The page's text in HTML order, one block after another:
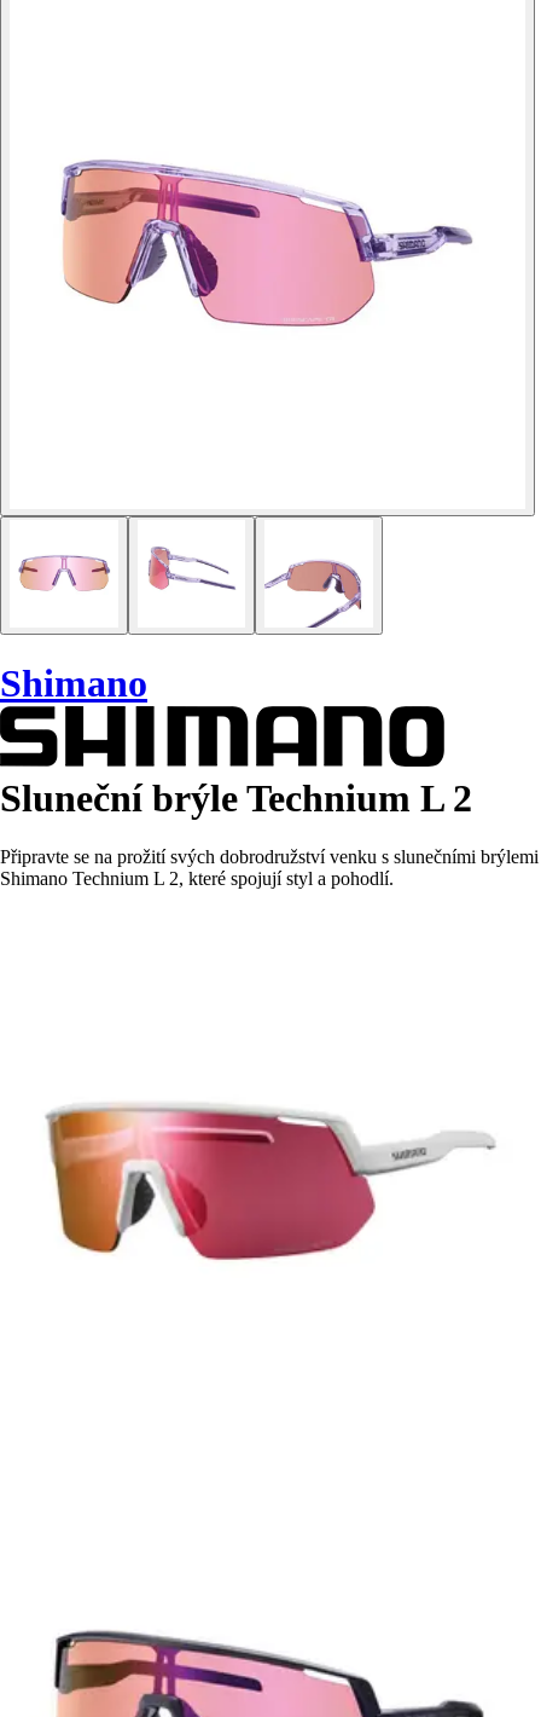
Shimano
Sluneční brýle Technium L 2
Připravte se na prožití svých dobrodružství venku s slunečními brýlemi
Shimano Technium L 2, které spojují styl a pohodlí.